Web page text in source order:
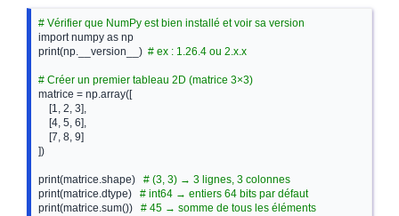
# Vérifier que NumPy est bien installé et voir sa version
import numpy as np
print(np.__version__) # ex : 1.26.4 ou 2.x.x
# Créer un premier tableau 2D (matrice 3×3)
matrice = np.array([
])
print(matrice.shape) # (3, 3) → 3 lignes, 3 colonnes
print(matrice.dtype) # int64 → entiers 64 bits par défaut
print(matrice.sum()) # 45 → somme de tous les éléments